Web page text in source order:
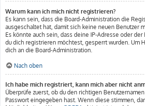
Warum kann ich mich nicht registrieren?
Es kann sein, dass die Board-Administration die
ausgeschaltet hat, damit sich keine neuen Benutzer
Es könnte auch sein, dass deine IP-Adresse oder
du dich registrieren möchtest, gesperrt wurden. Um
dich an die Board-Administration.
Nach oben
Ich habe mich registriert, kann mich aber nicht
Überprüfe zuerst, ob du den richtigen
Passwort eingegeben hast. Wenn diese stimmen,